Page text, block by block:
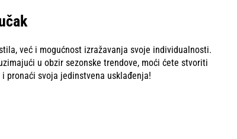
već i mogućnost izražavanja svoje individualnosti.
u obzir sezonske trendove, moći ćete stvoriti
pronaći svoja jedinstvena usklađenja!